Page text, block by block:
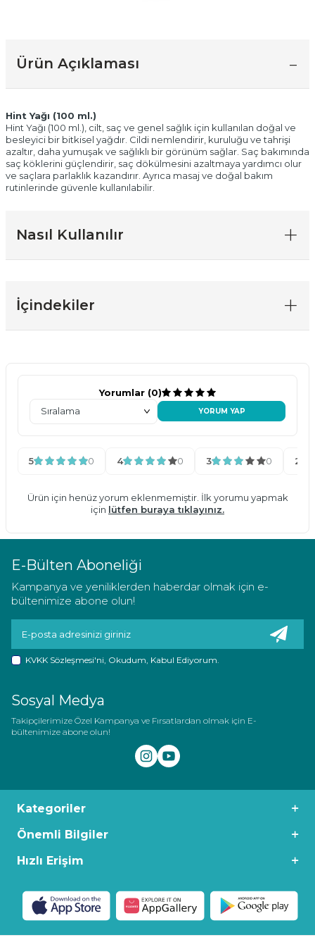
Ürün Açıklaması
Hint Yağı (100 ml.)
Hint Yağı (100 ml.), cilt, saç ve genel sağlık için kullanılan doğal ve
besleyici bir bitkisel yağdır. Cildi nemlendirir, kuruluğu ve tahrişi
azaltır, daha yumuşak ve sağlıklı bir görünüm sağlar. Saç bakımında
saç köklerini güçlendirir, saç dökülmesini azaltmaya yardımcı olur
ve saçlara parlaklık kazandırır. Ayrıca masaj ve doğal bakım
rutinlerinde güvenle kullanılabilir.
Nasıl Kullanılır
İçindekiler
Yorumlar (0)
YORUM YAP
5 0 4 0 3 0 2
Ürün için henüz yorum eklenmemiştir. İlk yorumu yapmak
için lütfen buraya tıklayınız.
E-Bülten Aboneliği
Kampanya ve yeniliklerden haberdar olmak için e-
bültenimize abone olun!
KVKK Sözleşmesi'ni , Okudum, Kabul Ediyorum.
Sosyal Medya
Takipçilerimize Özel Kampanya ve Fırsatlardan olmak için E-
bültenimize abone olun!
Kategoriler
Önemli Bilgiler
Hızlı Erişim